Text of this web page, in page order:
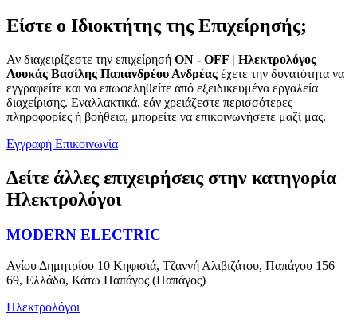
Είστε ο Ιδιοκτήτης της Επιχείρησής;
Αν διαχειρίζεστε την επιχείρησή ON - OFF | Ηλεκτρολόγος
Λουκάς Βασίλης Παπανδρέου Ανδρέας έχετε την δυνατότητα να
εγγραφείτε και να επωφεληθείτε από εξειδικευμένα εργαλεία
διαχείρισης. Εναλλακτικά, εάν χρειάζεστε περισσότερες
πληροφορίες ή βοήθεια, μπορείτε να επικοινωνήσετε μαζί μας.
Εγγραφή Επικοινωνία
Δείτε άλλες επιχειρήσεις στην κατηγορία
Ηλεκτρολόγοι
MODERN ELECTRIC
Αγίου Δημητρίου 10 Κηφισιά, Τζαννή Αλιβιζάτου, Παπάγου 156
69, Ελλάδα, Κάτω Παπάγος (Παπάγος)
Ηλεκτρολόγοι